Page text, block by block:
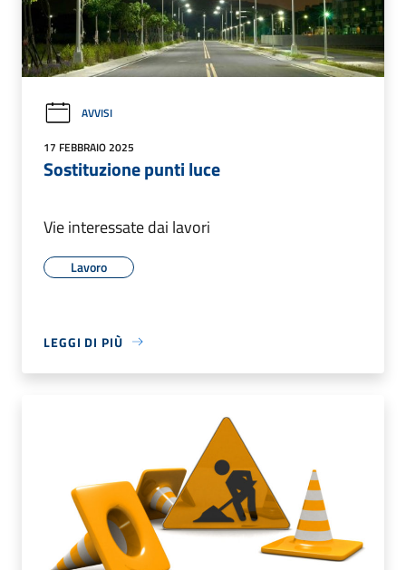
AVVISI
17 FEBBRAIO 2025
Sostituzione punti luce
Vie interessate dai lavori
Lavoro
LEGGI DI PIÙ